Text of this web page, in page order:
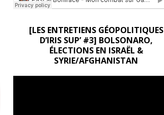
[LES ENTRETIENS GÉOPOLITIQUES
D’IRIS SUP’ #3] BOLSONARO,
ÉLECTIONS EN ISRAËL &
SYRIE/AFGHANISTAN